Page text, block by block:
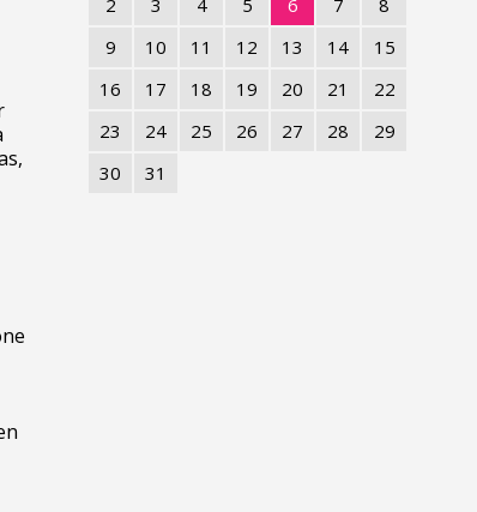
2
3 4 5 6 7
8
9
10 11 12 13 14
15
16
17 18 19 20 21
22
23
24 25 26 27 28
29
30
31